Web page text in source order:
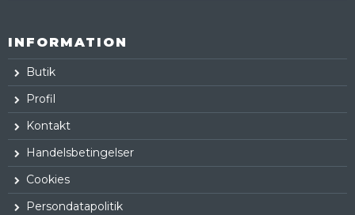
INFORMATION
Butik
Profil
Kontakt
Handelsbetingelser
Cookies
Persondatapolitik